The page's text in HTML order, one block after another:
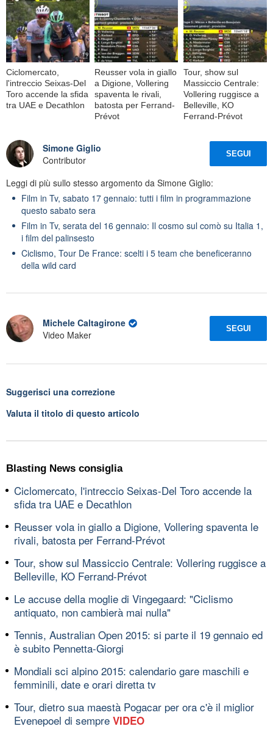
Ciclomercato,
l'intreccio Seixas-Del
Toro accende la sfida
tra UAE e Decathlon
Reusser vola in giallo
a Digione, Vollering
spaventa le rivali,
batosta per Ferrand-
Prévot
Tour, show sul
Massiccio Centrale:
Vollering ruggisce a
Belleville, KO
Ferrand-Prévot
Simone Giglio
Contributor
SEGUI
Leggi di più sullo stesso argomento da Simone Giglio:
Film in Tv, sabato 17 gennaio: tutti i film in programmazione
questo sabato sera
Film in Tv, serata del 16 gennaio: Il cosmo sul comò su Italia 1,
i film del palinsesto
Ciclismo, Tour De France: scelti i 5 team che beneficeranno
della wild card
Michele Caltagirone
Video Maker
SEGUI
Suggerisci una correzione
Valuta il titolo di questo articolo
Blasting News consiglia
Ciclomercato, l'intreccio Seixas-Del Toro accende la
sfida tra UAE e Decathlon
Reusser vola in giallo a Digione, Vollering spaventa le
rivali, batosta per Ferrand-Prévot
Tour, show sul Massiccio Centrale: Vollering ruggisce a
Belleville, KO Ferrand-Prévot
Le accuse della moglie di Vingegaard: "Ciclismo
antiquato, non cambierà mai nulla"
Tennis, Australian Open 2015: si parte il 19 gennaio ed
è subito Pennetta-Giorgi
Mondiali sci alpino 2015: calendario gare maschili e
femminili, date e orari diretta tv
Tour, dietro sua maestà Pogacar per ora c'è il miglior
Evenepoel di sempre VIDEO